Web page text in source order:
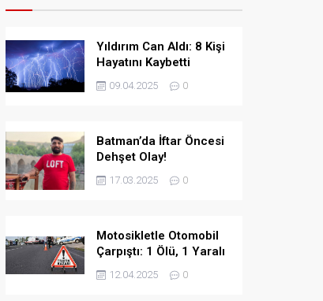
Yıldırım Can Aldı: 8 Kişi
Hayatını Kaybetti
09.04.2025 0
Batman’da İftar Öncesi
Dehşet Olay!
17.03.2025 0
Motosikletle Otomobil
Çarpıştı: 1 Ölü, 1 Yaralı
12.04.2025 0